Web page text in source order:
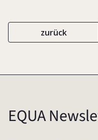
zurück
EQUA